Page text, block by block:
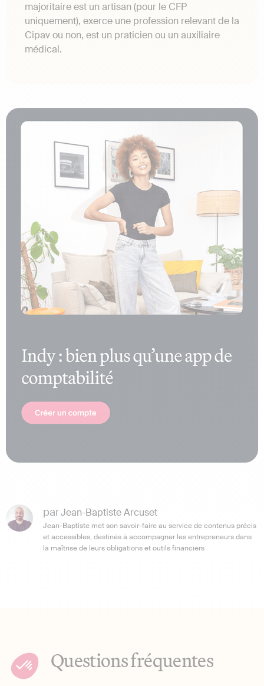
majoritaire est un artisan (pour le CFP
uniquement), exerce une profession relevant de la
Cipav ou non, est un praticien ou un auxiliaire
médical.
parJean-Baptiste Arcuset
Jean-Baptiste met son savoir-faire au service de contenus précis
et accessibles, destinés à accompagner les entrepreneurs dans
la maîtrise de leurs obligations et outils financiers
Questions fréquentes